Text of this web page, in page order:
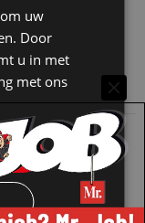
geen enkel
kan blijven
talent
uw
Door
u in met
met ons